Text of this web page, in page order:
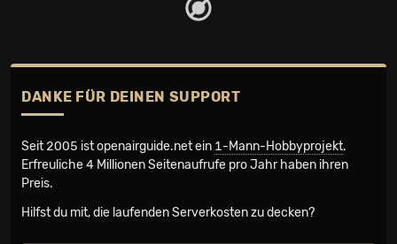
DANKE FÜR DEINEN SUPPORT
Seit 2005 ist openairguide.net ein 1-Mann-Hobbyprojekt.
Erfreuliche 4 Millionen Seiten­aufrufe pro Jahr haben ihren
Preis.
Hilfst du mit, die laufenden Serverkosten zu decken?